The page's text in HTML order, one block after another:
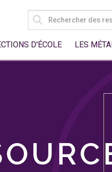
SEARCH
FOR:
D'ÉCOLE LES